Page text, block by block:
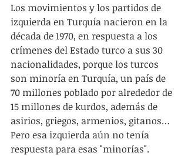
Los movimientos y los partidos de
izquierda en Turquía nacieron en la
década de 1970, en respuesta a los
crímenes del Estado turco a sus 30
nacionalidades, porque los turcos
son minoría en Turquía, un país de
70 millones poblado por alrededor de
15 millones de kurdos, además de
asirios, griegos, armenios, gitanos…
Pero esa izquierda aún no tenía
respuesta para esas "minorías".